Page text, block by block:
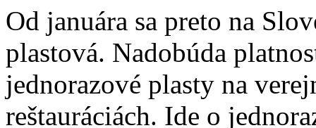
Od januára sa preto na
plastová. Nadobúda
jednorazové plasty na
reštauráciách. Ide o